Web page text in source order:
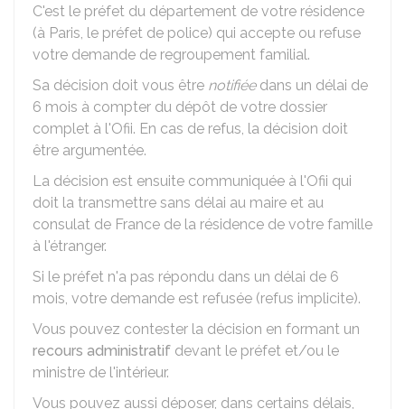
C'est le préfet du département de votre résidence
(à Paris, le préfet de police) qui accepte ou refuse
votre demande de regroupement familial.
Sa décision doit vous être notifiéedans un délai de
6 mois à compter du dépôt de votre dossier
complet à l'Ofii. En cas de refus, la décision doit
être argumentée.
La décision est ensuite communiquée à l'Ofii qui
doit la transmettre sans délai au maire et au
consulat de France de la résidence de votre famille
à l'étranger.
Si le préfet n'a pas répondu dans un délai de 6
mois, votre demande est refusée (refus implicite).
Vous pouvez contester la décision en formant un
recours administratif devant le préfet et/ou le
ministre de l'intérieur.
Vous pouvez aussi déposer, dans certains délais,